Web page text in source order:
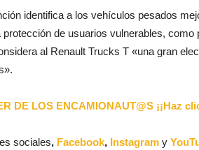
identifica a los vehículos pesados
de usuarios vulnerables, como
al Renault Trucks T «una gran
DE LOS ENCAMIONAUT@S ¡¡Haz
sociales, Facebook, Instagram y